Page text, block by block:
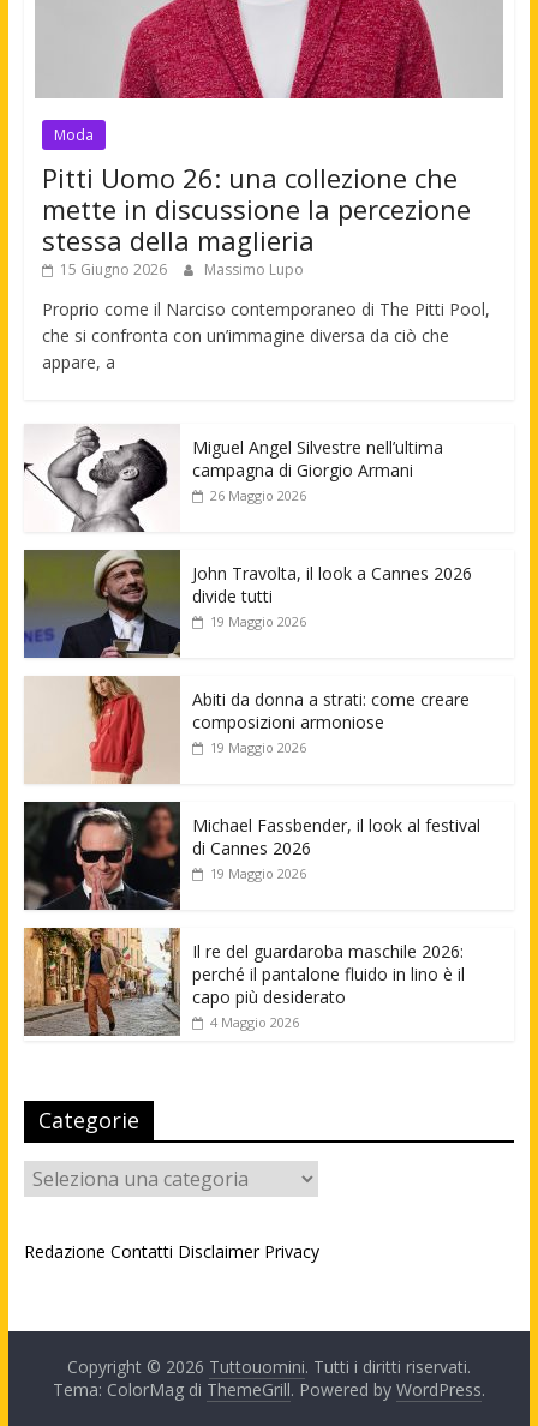
Moda
Pitti Uomo 26: una collezione che
mette in discussione la percezione
stessa della maglieria
15 Giugno 2026 Massimo Lupo
Proprio come il Narciso contemporaneo di The Pitti Pool,
che si confronta con un’immagine diversa da ciò che
appare, a
Miguel Angel Silvestre nell’ultima
campagna di Giorgio Armani
26 Maggio 2026
John Travolta, il look a Cannes 2026
divide tutti
19 Maggio 2026
Abiti da donna a strati: come creare
composizioni armoniose
19 Maggio 2026
Michael Fassbender, il look al festival
di Cannes 2026
19 Maggio 2026
Il re del guardaroba maschile 2026:
perché il pantalone fluido in lino è il
capo più desiderato
4 Maggio 2026
Categorie
Categorie
Redazione Contatti Disclaimer Privacy
Copyright © 2026 Tuttouomini. Tutti i diritti riservati.
Tema: ColorMag di ThemeGrill. Powered by WordPress.